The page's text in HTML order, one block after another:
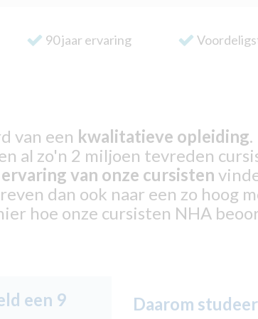
90 jaar ervaring
van een kwalitatieve opleiding
al zo'n 2 miljoen tevreden
ervaring van onze cursisten
dan ook naar een zo hoog
hoe onze cursisten NHA
een 9 Daarom